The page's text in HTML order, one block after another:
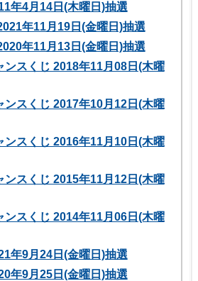
年4月14日(木曜日)抽選
年11月19日(金曜日)抽選
年11月13日(金曜日)抽選
ンスくじ 2018年11月08日(木曜
ンスくじ 2017年10月12日(木曜
ンスくじ 2016年11月10日(木曜
ンスくじ 2015年11月12日(木曜
ンスくじ 2014年11月06日(木曜
年9月24日(金曜日)抽選
年9月25日(金曜日)抽選